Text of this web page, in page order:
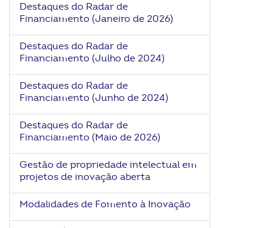
Destaques do Radar de
Financiamento (Janeiro de 2026)
Destaques do Radar de
Financiamento (Julho de 2024)
Destaques do Radar de
Financiamento (Junho de 2024)
Destaques do Radar de
Financiamento (Maio de 2026)
Gestão de propriedade intelectual em
projetos de inovação aberta
Modalidades de Fomento à Inovação